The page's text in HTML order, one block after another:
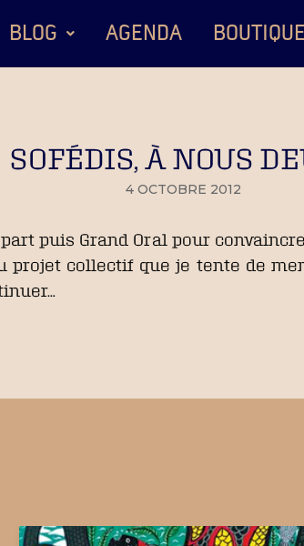
BLOG AGENDA BOUTIQUE
SOFÉDIS, À NOUS
4 OCTOBRE 2012
puis Grand Oral pour
projet collectif que je tente de